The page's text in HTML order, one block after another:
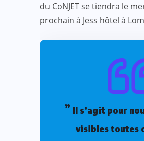
du CoNJET se tiendra le
prochain à Jess hôtel à
” Il s’agit pour
visibles toutes